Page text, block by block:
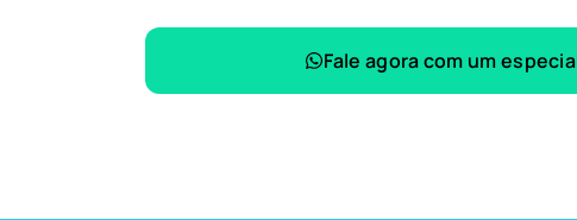
Fale agora com um